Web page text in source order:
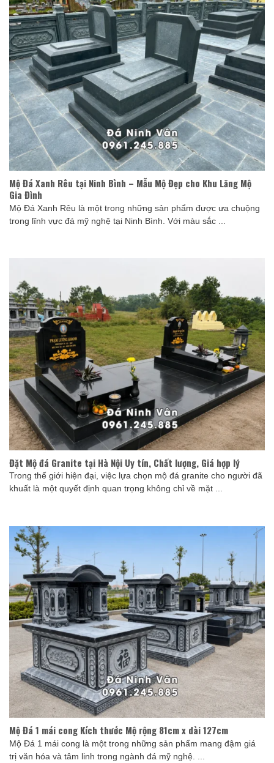
Mộ Đá Xanh Rêu tại Ninh Bình – Mẫu Mộ Đẹp cho Khu Lăng Mộ
Gia Đình
Mộ Đá Xanh Rêu là một trong những sản phẩm được ưa chuộng
trong lĩnh vực đá mỹ nghệ tại Ninh Bình. Với màu sắc ...
Đặt Mộ đá Granite tại Hà Nội Uy tín, Chất lượng, Giá hợp lý
Trong thế giới hiện đại, việc lựa chọn mộ đá granite cho người đã
khuất là một quyết định quan trọng không chỉ về mặt ...
Mộ Đá 1 mái cong Kích thước Mộ rộng 81cm x dài 127cm
Mộ Đá 1 mái cong là một trong những sản phẩm mang đậm giá
trị văn hóa và tâm linh trong ngành đá mỹ nghệ. ...